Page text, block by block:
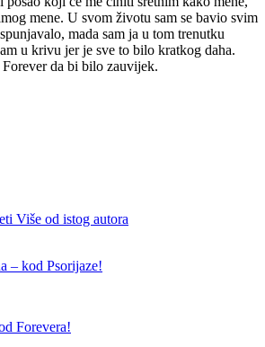
mene. U svom životu sam se bavio svim
mada sam ja u tom trenutku
u krivu jer je sve to bilo kratkog daha.
da bi bilo zauvijek.
Više od istog autora
– kod Psorijaze!
Forevera!